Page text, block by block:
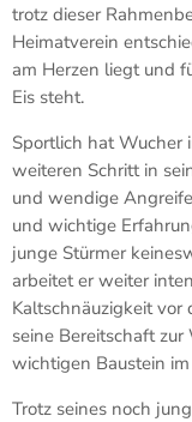
trotz dieser
Heimatverein
am Herzen liegt und
Eis steht.
Sportlich hat Wucher
weiteren Schritt in
und wendige
und wichtige
junge Stürmer
arbeitet er weiter
Kaltschnäuzigkeit vor
seine Bereitschaft
wichtigen Baustein
Trotz seines noch